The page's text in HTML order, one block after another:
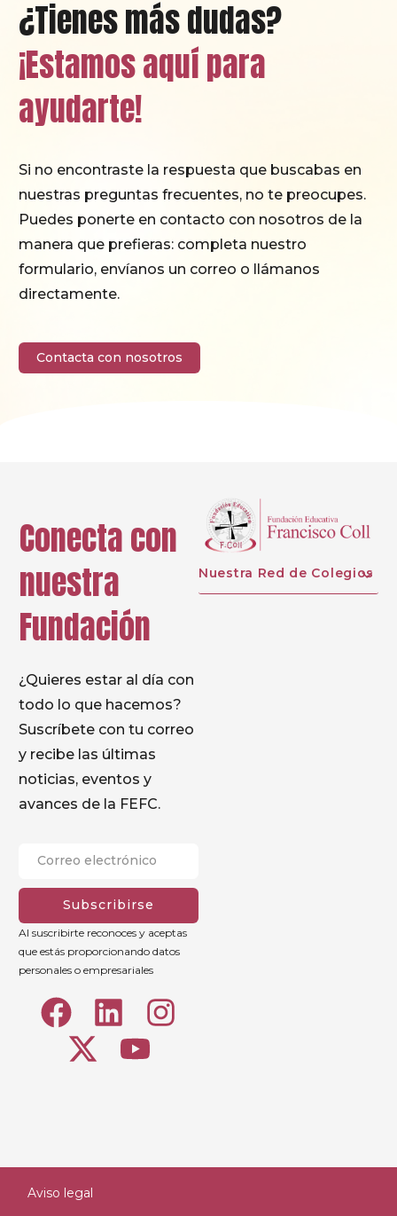
¿Tienes más dudas?
¡Estamos aquí para
ayudarte!
Si no encontraste la respuesta que buscabas en
nuestras preguntas frecuentes, no te preocupes.
Puedes ponerte en contacto con nosotros de la
manera que prefieras: completa nuestro
formulario, envíanos un correo o llámanos
directamente.
Contacta con nosotros
Conecta con
nuestra
Fundación
¿Quieres estar al día con
todo lo que hacemos?
Suscríbete con tu correo
y recibe las últimas
noticias, eventos y
avances de la FEFC.
Subscribirse
Al suscribirte reconoces y aceptas
que estás proporcionando datos
personales o empresariales
Nuestra Red de Colegios
Aviso legal